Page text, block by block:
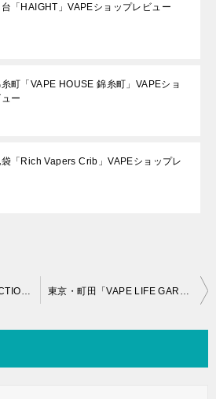
「HAIGHT」VAPEショップレビュー
町「VAPE HOUSE 錦糸町」VAPEショ
ー
「Rich Vapers Crib」VAPEショップレ